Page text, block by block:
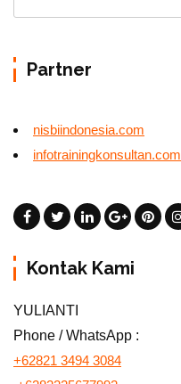
Partner
nisbiindonesia.com
infotrainingkonsultan.com
Kontak Kami
YULIANTI
Phone / WhatsApp :
+62821 3494 3084